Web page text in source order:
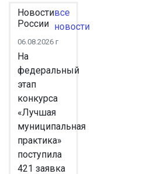
Новости
России
все
новости
06.08.2026 г
На
федеральный
этап
конкурса
«Лучшая
муниципальная
практика»
поступила
421 заявка